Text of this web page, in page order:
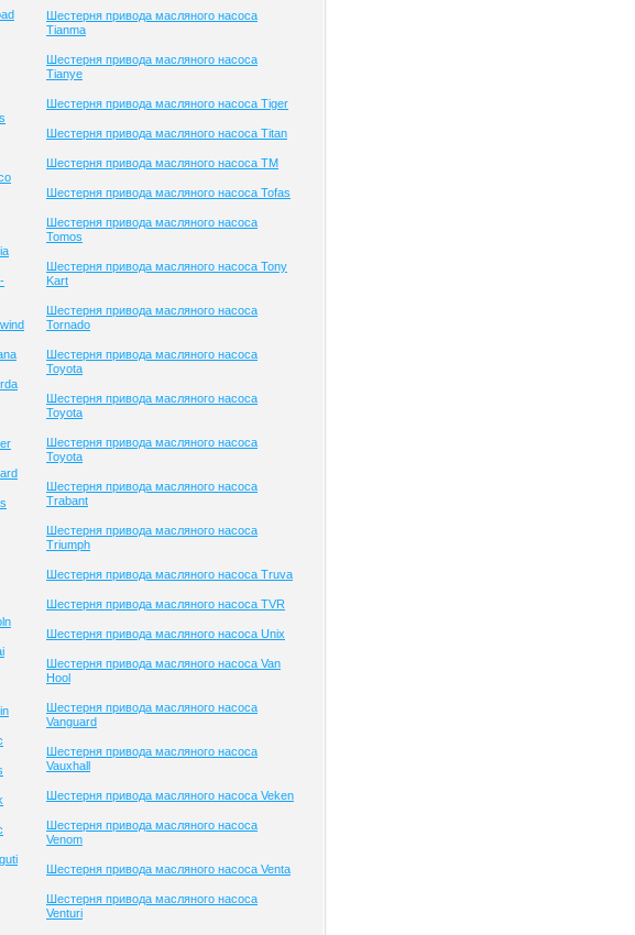
Шестерня привода масляного насоса
Tianma
Шестерня привода масляного насоса
Tianye
Шестерня привода масляного насоса Tiger
Шестерня привода масляного насоса Titan
Шестерня привода масляного насоса TM
Шестерня привода масляного насоса Tofas
Шестерня привода масляного насоса
Tomos
Шестерня привода масляного насоса Tony
Kart
Шестерня привода масляного насоса
Tornado
Шестерня привода масляного насоса
Toyota
Шестерня привода масляного насоса
Toyota
Шестерня привода масляного насоса
Toyota
Шестерня привода масляного насоса
Trabant
Шестерня привода масляного насоса
Triumph
Шестерня привода масляного насоса Truva
Шестерня привода масляного насоса TVR
Шестерня привода масляного насоса Unix
Шестерня привода масляного насоса Van
Hool
Шестерня привода масляного насоса
Vanguard
Шестерня привода масляного насоса
Vauxhall
Шестерня привода масляного насоса Veken
Шестерня привода масляного насоса
Venom
Шестерня привода масляного насоса Venta
Шестерня привода масляного насоса
Venturi